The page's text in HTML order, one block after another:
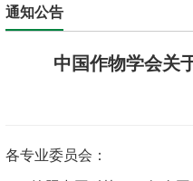
通知公告
中国作物学会关
各专业委员会：